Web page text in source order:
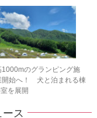
1000mのグランピング施
開始へ！ 犬と泊まれる棟
を展開
ス